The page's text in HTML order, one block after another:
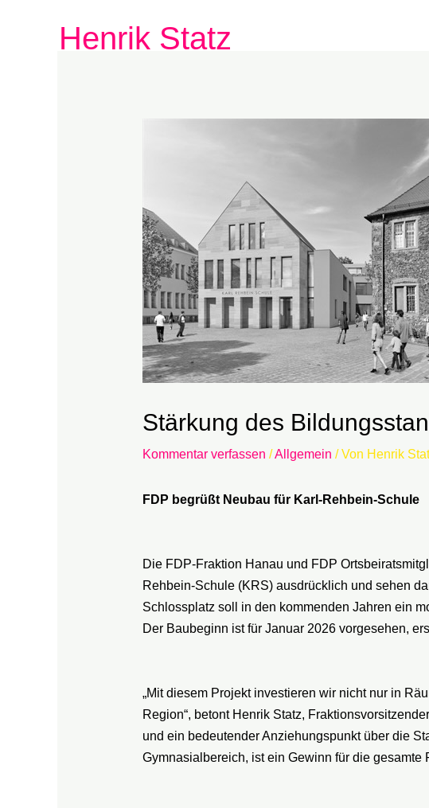
Henrik Statz
Stärkung des
Kommentar verfassen /Allgemein / Von Henrik
FDP begrüßt Neubau für Karl-Rehbein-Schule
Die FDP-Fraktion Hanau und FDP
Rehbein-Schule (KRS) ausdrücklich und sehen
Schlossplatz soll in den kommenden Jahren ein
Der Baubeginn ist für Januar 2026 vorgesehen,
„Mit diesem Projekt investieren wir nicht nur in
Region“, betont Henrik Statz,
und ein bedeutender Anziehungspunkt über die
Gymnasialbereich, ist ein Gewinn für die gesamte